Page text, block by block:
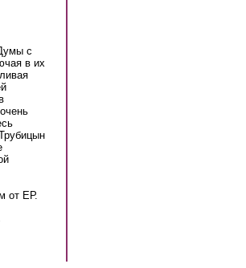
с
в их
от ЕР.